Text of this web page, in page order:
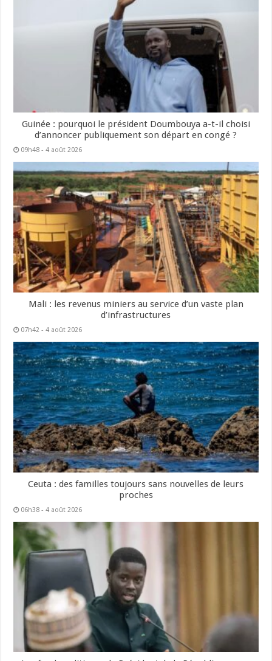
Guinée : pourquoi le président Doumbouya a-t-il choisi
d’annoncer publiquement son départ en congé ?
09h48 - 4 août 2026
Mali : les revenus miniers au service d’un vaste plan
d’infrastructures
07h42 - 4 août 2026
Ceuta : des familles toujours sans nouvelles de leurs
proches
06h38 - 4 août 2026